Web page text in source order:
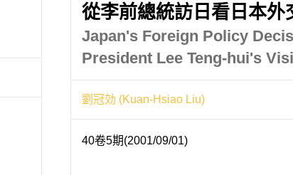
從李前總統訪日看日本外
Japan's Foreign Policy
President Lee Teng-hui's
劉冠効 (Kuan-Hsiao Liu)
40卷5期(2001/09/01)